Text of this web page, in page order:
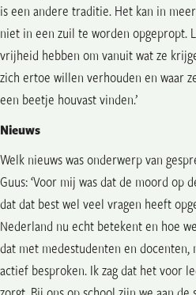
is een andere traditie. Het kan in
niet in een zuil te worden opgepropt.
vrijheid hebben om vanuit wat ze
zich ertoe willen verhouden en waar
een beetje houvast vinden.’
Nieuws
Welk nieuws was onderwerp van
Guus: ‘Voor mij was dat de moord op
dat dat best wel veel vragen heeft
Nederland nu echt betekent en hoe
dat met medestudenten en
actief besproken. Ik zag dat het voor